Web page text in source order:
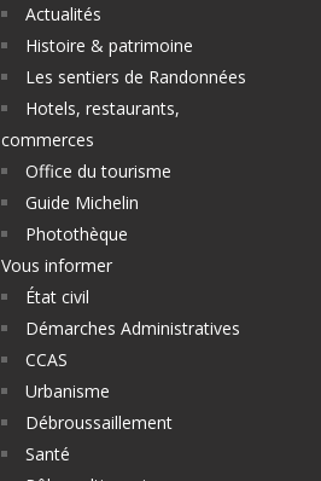
Actualités
Histoire & patrimoine
Les sentiers de Randonnées
Hotels, restaurants,
commerces
Office du tourisme
Guide Michelin
Photothèque
Vous informer
État civil
Démarches Administratives
CCAS
Urbanisme
Débroussaillement
Santé